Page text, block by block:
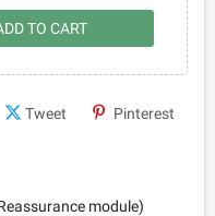
TO CART
Tweet Pinterest
module)